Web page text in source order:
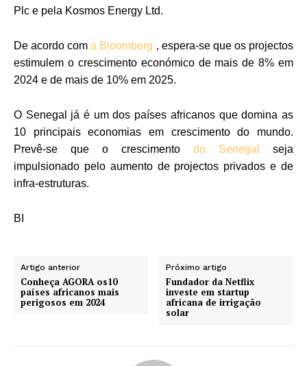
Plc e pela Kosmos Energy Ltd.
De acordo coma Bloomberg , espera-se que os projectos
estimulem o crescimento económico de mais de 8% em
2024 e de mais de 10% em 2025.
O Senegal já é um dos países africanos que domina as
10 principais economias em crescimento do mundo.
Prevê-se que o crescimento do Senegal
seja
impulsionado pelo aumento de projectos privados e de
infra-estruturas.
BI
Artigo anterior
Conheça AGORA os10
países africanos mais
perigosos em 2024
Próximo artigo
Fundador da Netflix
investe em startup
africana de irrigação
solar